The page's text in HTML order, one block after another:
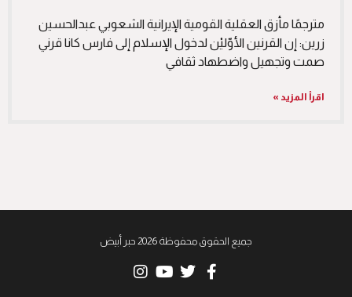
مترجمًا مأزق العقلية القومية الإيرانية الشعوبي عبدالحسين
زرين: إن القرنين الأوّليْن لدخول الإسلام إلى فارس كانا قرني
صمت وتجهيل واضطهاد ثقافي
اقرأ المزيد »
جميع الحقوق محفوظة 2026 حبر أبيض